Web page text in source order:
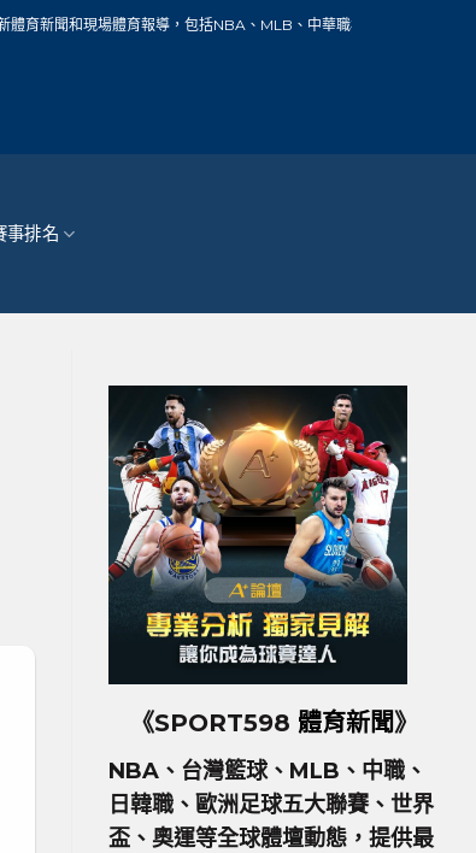
導，包括NBA、MLB、中華職棒、籃球、網球、足球、賽車、自行車
事排名
《SPORT598 體育新聞》
NBA、台灣籃球、MLB、中職、
日韓職、歐洲足球五大聯賽、世界
盃、奧運等全球體壇動態，提供最